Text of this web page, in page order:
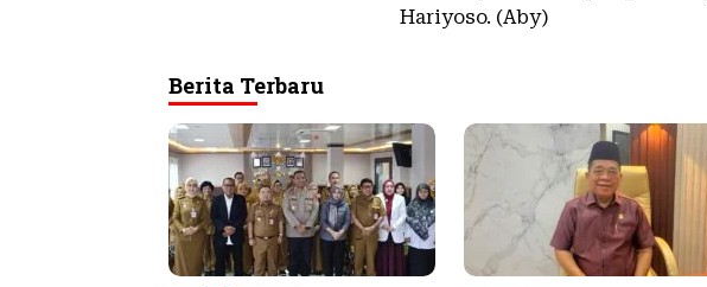
Hariyoso. (Aby)
Berita Terbaru